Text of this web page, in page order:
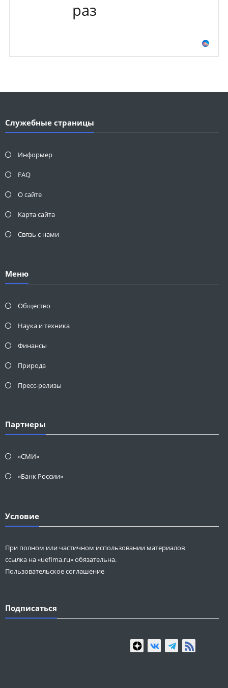
раз
Служебные страницы
Информер
FAQ
О сайте
Карта сайта
Связь с нами
Меню
Общество
Наука и техника
Финансы
Природа
Пресс-релизы
Партнеры
«СМИ»
«Банк России»
Условие
При полном или частичном использовании материалов
ссылка на «uefima.ru» обязательна.
Пользовательское соглашение
Подписаться